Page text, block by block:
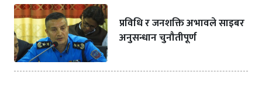
प्रविधि र जनशक्ति अभावले साइबर
अनुसन्धान चुनौतीपूर्ण